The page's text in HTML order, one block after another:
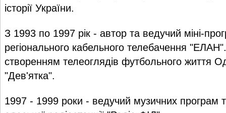
історії України.
З 1993 по 1997 рік - автор та ведучий міні-
регіонального кабельного телебачення
створенням телеоглядів футбольного життя
"Дев'ятка".
1997 - 1999 роки - ведучий музичних програм